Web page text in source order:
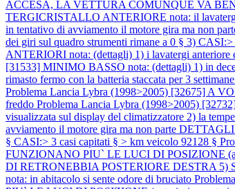
ACCESA, LA VETTURA COMUNQUE VA BENE
TERGICRISTALLO ANTERIORE nota: il
in tentativo di avviamento il motore gira ma non
dei giri sul quadro strumenti rimane a 0 § 3)
ANTERIORI nota: (dettagli) 1) i lavatergi anteriore
[31533] MINIMO BASSO nota: (dettagli) 1) in
rimasto fermo con la batteria staccata per 3 settimane
Problema Lancia Lybra (1998>2005) [32675] A
freddo Problema Lancia Lybra (1998>2005)
visualizzata sul display del climatizzatore 2) la
avviamento il motore gira ma non parte
§ CASI:> 3 casi capitati § > km veicolo 92128 §
FUNZIONANO PIU` LE LUCI DI POSIZIONE
DI RETRONEBBIA POSTERIORE DESTRA
nota: in abitacolo si sente odore di bruciato